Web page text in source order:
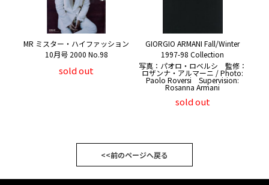
MR ミスター・ハイファッション
10月号 2000 No.98
sold out
GIORGIO ARMANI Fall/Winter
1997-98 Collection
写真：パオロ・ロベルシ 監修：
ロザンナ・アルマーニ / Photo:
Paolo Roversi Supervision:
Rosanna Armani
sold out
<<前のページへ戻る